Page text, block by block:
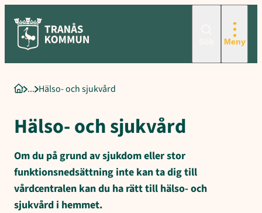
innehåll
Meny
StartsidaHälso- och sjukvård
Hälso- och sjukvård
Om du på grund av sjukdom eller stor
funktionsnedsättning inte kan ta dig till
vårdcentralen kan du ha rätt till hälso- och
sjukvård i hemmet.